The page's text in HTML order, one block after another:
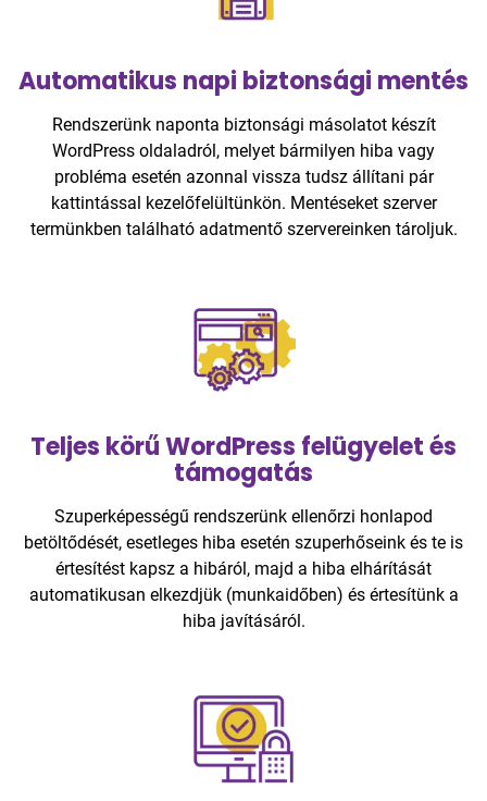
Automatikus napi biztonsági mentés
Rendszerünk naponta biztonsági másolatot készít
WordPress oldaladról, melyet bármilyen hiba vagy
probléma esetén azonnal vissza tudsz állítani pár
kattintással kezelőfelültünkön. Mentéseket szerver
termünkben található adatmentő szervereinken tároljuk.
Teljes körű WordPress felügyelet és
támogatás
Szuperképességű rendszerünk ellenőrzi honlapod
betöltődését, esetleges hiba esetén szuperhőseink és te is
értesítést kapsz a hibáról, majd a hiba elhárítását
automatikusan elkezdjük (munkaidőben) és értesítünk a
hiba javításáról.